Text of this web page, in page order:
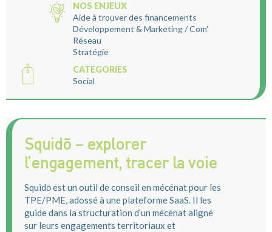
NOS ENJEUX
Aide à trouver des financements
Développement & Marketing / Com'
Réseau
Stratégie
CATEGORIES
Social
Squidō – explorer
l’engagement, tracer la voie
Squidō est un outil de conseil en mécénat pour les
TPE/PME, adossé à une plateforme SaaS. Il les
guide dans la structuration d’un mécénat aligné
sur leurs engagements territoriaux et